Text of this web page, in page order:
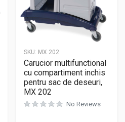
SKU: MX 202
Carucior multifunctional
cu compartiment inchis
pentru sac de deseuri,
MX 202
No Reviews